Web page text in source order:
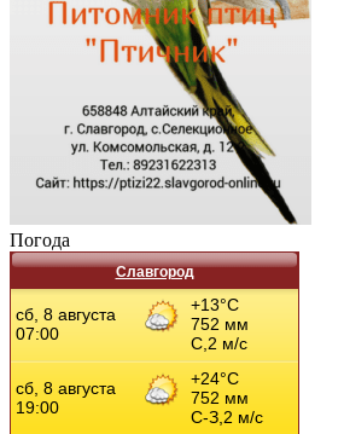
Погода
Славгород